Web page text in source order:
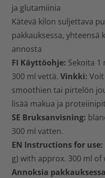
ja glutamiinia
Kätevä kilon suljettava
pakkauksessa, yhteensä
annosta
FI Käyttöohje: Sekoita 1
300 ml vettä. Vinkki:
smoothien tai pirtelön
lisää makua ja
SE Bruksanvisning:
300 ml vatten.
EN Instructions for use:
g) with approx. 300 ml of
Annoksia